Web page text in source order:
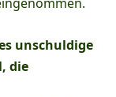
unschuldige
die